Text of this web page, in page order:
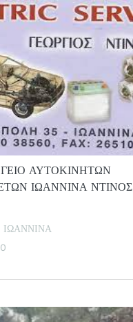
ΑΥΤΟΚΙΝΗΤΩΝ
ΙΩΑΝΝΙΝΑ ΝΤΙΝΟΣ
ΙΩΑΝΝΙΝΑ